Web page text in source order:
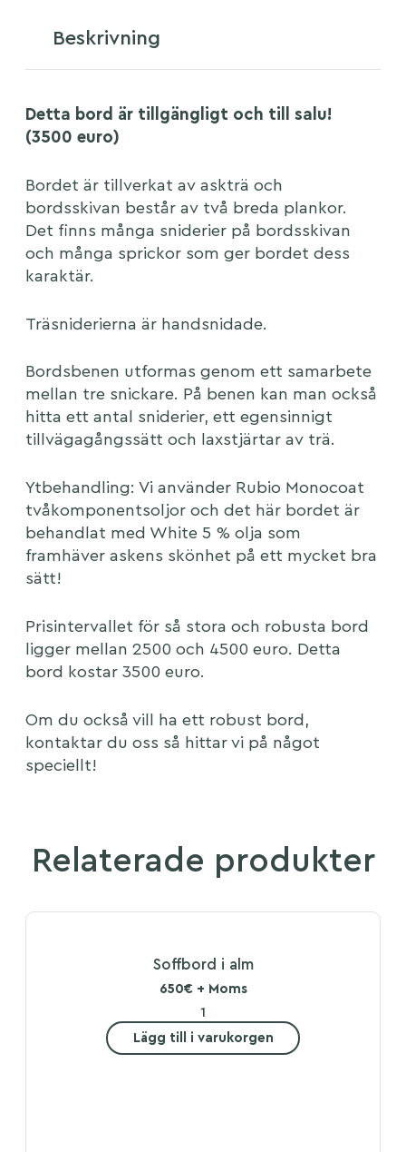
Beskrivning
Detta bord är tillgängligt och till salu!
(3500 euro)
Bordet är tillverkat av askträ och
bordsskivan består av två breda plankor.
Det finns många sniderier på bordsskivan
och många sprickor som ger bordet dess
karaktär.
Träsniderierna är handsnidade.
Bordsbenen utformas genom ett samarbete
mellan tre snickare. På benen kan man också
hitta ett antal sniderier, ett egensinnigt
tillvägagångssätt och laxstjärtar av trä.
Ytbehandling: Vi använder Rubio Monocoat
tvåkomponentsoljor och det här bordet är
behandlat med White 5 % olja som
framhäver askens skönhet på ett mycket bra
sätt!
Prisintervallet för så stora och robusta bord
ligger mellan 2500 och 4500 euro. Detta
bord kostar 3500 euro.
Om du också vill ha ett robust bord,
kontaktar du oss så hittar vi på något
speciellt!
Relaterade produkter
Soffbord i alm
650€ + Moms
Lägg till i varukorgen